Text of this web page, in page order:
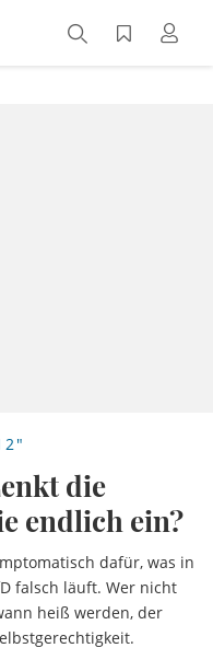
die
endlich ein?
dafür, was in
falsch läuft. Wer nicht
heiß werden, der